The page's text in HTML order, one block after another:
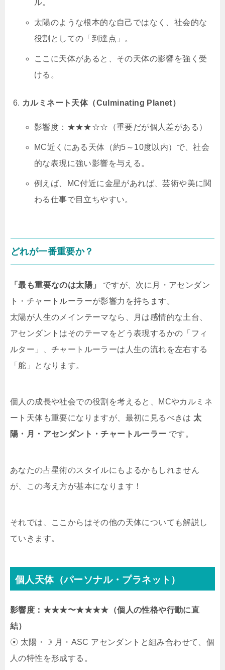
ル。
太陽のような根本的な自己ではなく、社会的な
役割としての「到達点」。
ここに天体があると、その天体の影響を強く受
ける。
カルミネート天体（Culminating Planet）
影響度：★★★☆☆（重要だが個人差がある）
MC近くにある天体（約5～10度以内）で、社会
的な表現に強い影響を与える。
例えば、MC付近に金星があれば、芸術や美に関
わる仕事で目立ちやすい。
どれが一番重要か？
「最も重要なのは太陽」
ですが、次に月・アセンダン
ト・チャートルーラーが影響力を持ちます。
太陽が人生のメインテーマなら、月は感情的な土台、
アセンダントはそのテーマをどう表現するかの「フィ
ルター」、チャートルーラーは人生の流れを左右する
「舵」となります。
個人の成長や社会での役割を考えると、MCやカルミネ
ート天体も重要になりますが、最初に見るべきは 太
陽・月・アセンダント・チャートルーラー です。
あなたの占星術のスタイルにもよるかもしれません
が、この考え方が基本になります！
それでは、ここからはその他の天体についても解説し
ていきます。
個人天体（パーソナル・プラネット）
影響度：★★★〜★★★★（個人の性格や行動に直
結）
☉ 太陽・☽ 月・ASC アセンダントと組み合わせて、個
人の特性を形成する。